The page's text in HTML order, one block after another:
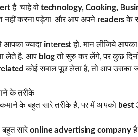
है, चाहे वो technology, Cooking,
नहीं करना पड़ेगा. और आप अपने readersके
आपका ज्यादा interestहो. मान लीजिये आपका
लेते है. आपblogतो सुरु कर लेंगे, पर कुछ
कोई सवाल पूछ लेता है, तो आप उसका
के तरीके
के बहुत सारे तरीके है, पर में आपको best
बहुत सारेonline advertising company